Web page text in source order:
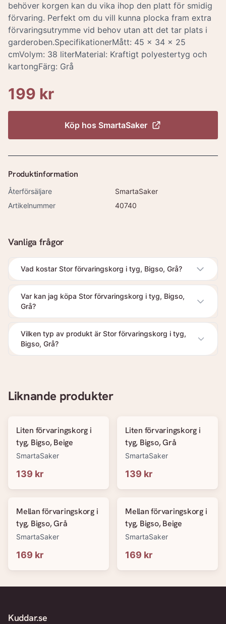
behöver korgen kan du vika ihop den platt för smidig
förvaring. Perfekt om du vill kunna plocka fram extra
förvaringsutrymme vid behov utan att det tar plats i
garderoben.SpecifikationerMått: 45 x 34 x 25
cmVolym: 38 literMaterial: Kraftigt polyestertyg och
kartongFärg: Grå
199 kr
Köp hos SmartaSaker
Produktinformation
Återförsäljare
SmartaSaker
Artikelnummer
40740
Vanliga frågor
Vad kostar Stor förvaringskorg i tyg, Bigso, Grå?
Var kan jag köpa Stor förvaringskorg i tyg, Bigso,
Grå?
Vilken typ av produkt är Stor förvaringskorg i tyg,
Bigso, Grå?
Liknande produkter
Liten förvaringskorg i
tyg, Bigso, Beige
SmartaSaker
139 kr
Liten förvaringskorg i
tyg, Bigso, Grå
SmartaSaker
139 kr
Mellan förvaringskorg i
tyg, Bigso, Grå
SmartaSaker
169 kr
Mellan förvaringskorg i
tyg, Bigso, Beige
SmartaSaker
169 kr
Kuddar.se